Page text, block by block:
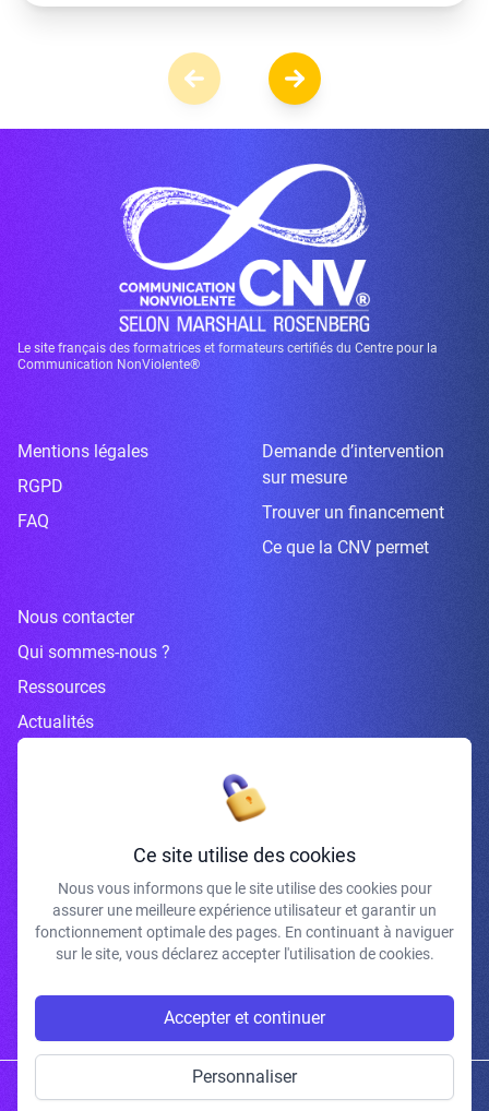
Le site français des formatrices et formateurs certifiés du Centre pour la
Communication NonViolente®
Mentions légales
RGPD
FAQ
Demande d’intervention
sur mesure
Trouver un financement
Ce que la CNV permet
Nous contacter
Qui sommes-nous ?
Ressources
Actualités
Inscrivez-vous à la newsletter
J'accepte de recevoir vos e-mails et confirme avoir pris connaissance de
votre politique de confidentialité et mentions légales.
Copyright © 2026 | Gum Studio. Tous droits réservés.
Ce site utilise des cookies
Nous vous informons que le site utilise des cookies pour
assurer une meilleure expérience utilisateur et garantir un
fonctionnement optimale des pages. En continuant à naviguer
sur le site, vous déclarez accepter l'utilisation de cookies.
Accepter et continuer
Personnaliser